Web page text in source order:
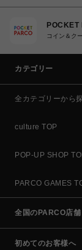
POCKET
コイン＆ク
カテゴリー
全カテゴリーから
culture TOP
POP-UP SHOP
PARCO GAMES
全国のPARCO店舗
初めてのお客様へ